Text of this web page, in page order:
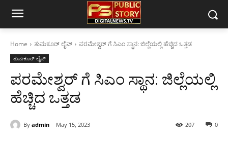
Home ತುಮಕೂರ್ ಲೈವ್ ಪರಮೇಶ್ವರ್ ಗೆ ಸಿಎಂ ಸ್ಥಾನ: ಜಿಲ್ಲೆಯಲ್ಲಿ ಹೆಚ್ಚಿದ ಒತ್ತಡ
ತುಮಕೂರ್ ಲೈವ್
ಪರಮೇಶ್ವರ್ ಗೆ ಸಿಎಂ ಸ್ಥಾನ: ಜಿಲ್ಲೆಯಲ್ಲಿ
ಹೆಚ್ಚಿದ ಒತ್ತಡ
By admin May 15, 2023 0
207